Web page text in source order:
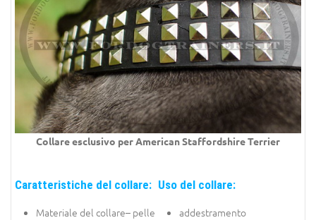
Collareesclusivo per American Staffordshire Terrier
Caratteristiche del collare:
Materiale del collare– pelle
Uso del collare:
addestramento